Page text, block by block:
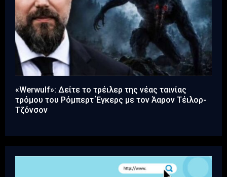
«Werwulf»: Δείτε τo τρέιλερ της νέας ταινίας
τρόμου του Ρόμπερτ Έγκερς με τον Άαρον Τέιλορ-
Τζόνσον